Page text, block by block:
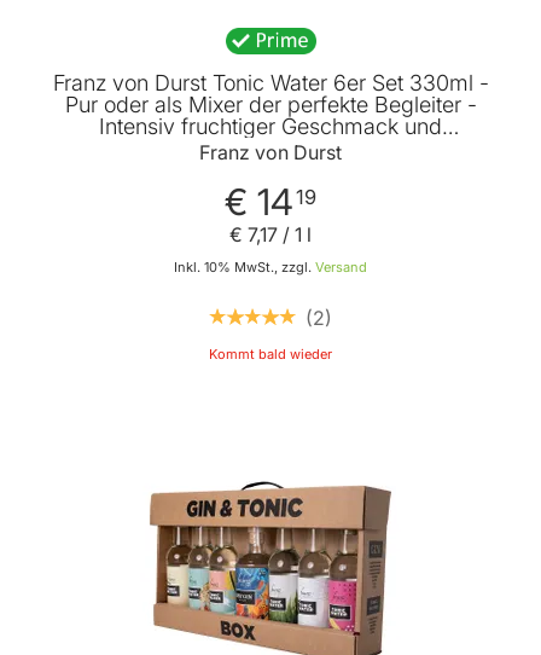
Franz von Durst Tonic Water 6er Set 330ml -
Pur oder als Mixer der perfekte Begleiter -
Intensiv fruchtiger Geschmack und
zurückhaltende Bitternote
Franz von Durst
€ 1419
Inkl. 10% MwSt., zzgl. Versand
€ 7,17 / 1 l
2
Kommt bald wieder